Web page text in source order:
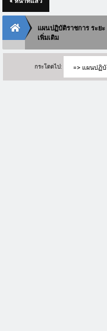
แผนปฏิบัติราชการ ระย
เพิ่มเติม
กระโดดไป: